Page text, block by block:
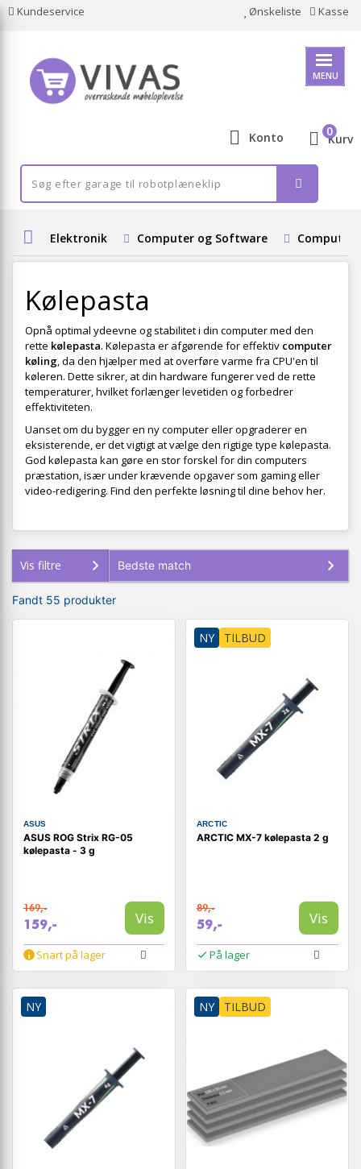
Kundeservice Ønskeliste Kasse
MENU
Konto Kurv
0
Elektronik Computer og Software Computer
Kølepasta
Opnå optimal ydeevne og stabilitet i din computer med den
rette kølepasta. Kølepasta er afgørende for effektiv computer
køling, da den hjælper med at overføre varme fra CPU'en til
køleren. Dette sikrer, at din hardware fungerer ved de rette
temperaturer, hvilket forlænger levetiden og forbedrer
effektiviteten.
Uanset om du bygger en ny computer eller opgraderer en
eksisterende, er det vigtigt at vælge den rigtige type kølepasta.
God kølepasta kan gøre en stor forskel for din computers
præstation, især under krævende opgaver som gaming eller
video-redigering. Find den perfekte løsning til dine behov her.
Vis filtre
Fandt 55 produkter
ASUS
ASUS ROG Strix RG-05
kølepasta - 3 g
169,-
159,- Vis
Snart på lager
NY TILBUD
ARCTIC
ARCTIC MX-7 kølepasta 2 g
89,-
59,- Vis
På lager
NY NY TILBUD